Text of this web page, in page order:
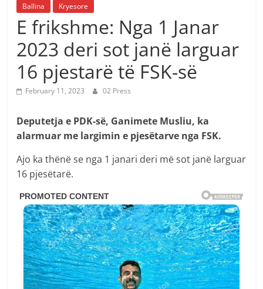
Ballina Kryesore
E frikshme: Nga 1 Janar
2023 deri sot janë larguar
16 pjestarë të FSK-së
February 11, 2023 02 Press
Deputetja e PDK-së, Ganimete Musliu, ka
alarmuar me largimin e pjesëtarve nga FSK.
Ajo ka thënë se nga 1 janari deri më sot janë larguar
16 pjesëtarë.